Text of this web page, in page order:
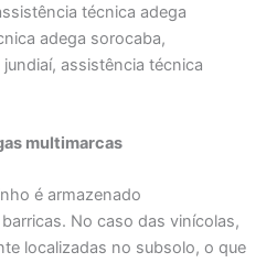
técnica adega
adega sorocaba,
assistência técnica
multimarcas
é armazenado
No caso das vinícolas,
localizadas no subsolo, o que